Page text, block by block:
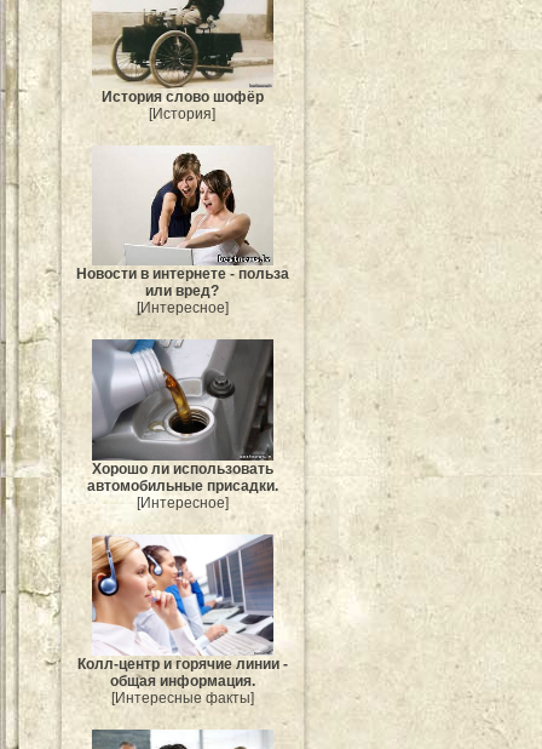
История слово шофёр
[История]
Новости в интернете - польза
или вред?
[Интересное]
Хорошо ли использовать
автомобильные присадки.
[Интересное]
Колл-центр и горячие линии -
общая информация.
[Интересные факты]